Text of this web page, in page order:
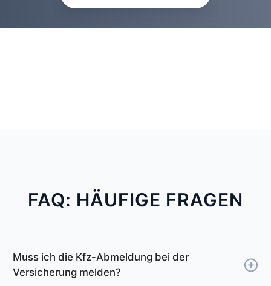
FAQ: HÄUFIGE FRAGEN
Muss ich die Kfz-Abmeldung bei der
Versicherung melden?